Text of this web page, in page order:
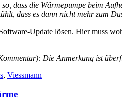
dass die Wärmepumpe beim
dass es dann nicht mehr zum
Update lösen. Hier muss
Die Anmerkung ist
, Viessmann